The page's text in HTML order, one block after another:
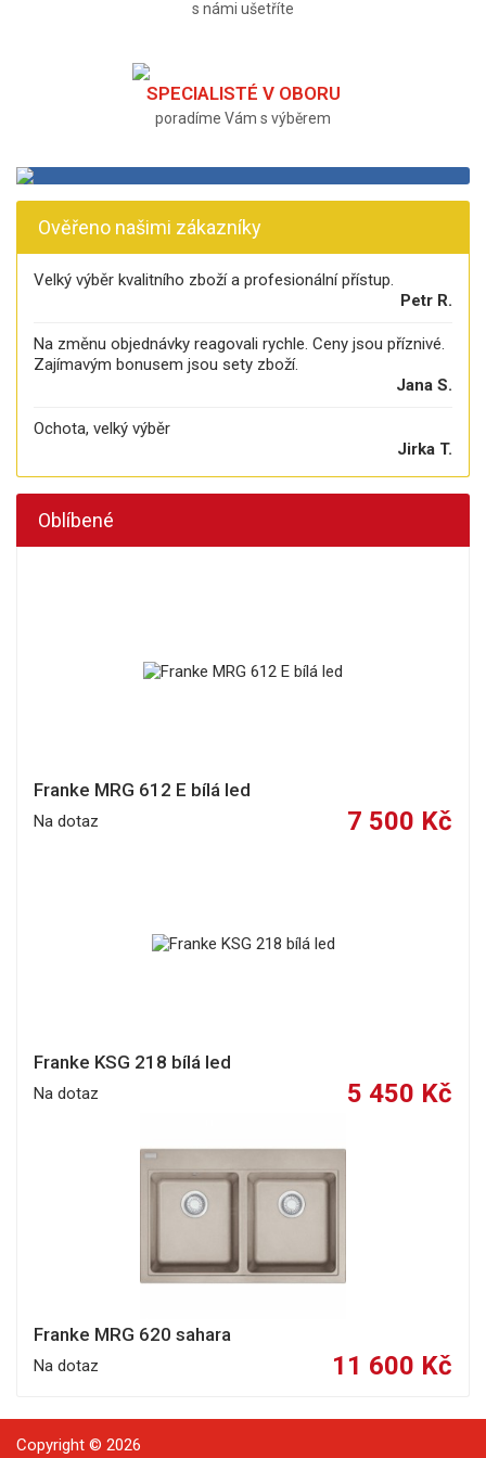
s námi ušetříte
SPECIALISTÉ V OBORU
poradíme Vám s výběrem
Ověřeno našimi zákazníky
Velký výběr kvalitního zboží a profesionální přístup.
Petr R.
Na změnu objednávky reagovali rychle. Ceny jsou příznivé.
Zajímavým bonusem jsou sety zboží.
Jana S.
Ochota, velký výběr
Jirka T.
Oblíbené
Franke MRG 612 E bílá led
Na dotaz 7 500 Kč
Franke KSG 218 bílá led
Na dotaz 5 450 Kč
Franke MRG 620 sahara
Na dotaz 11 600 Kč
Copyright © 2026